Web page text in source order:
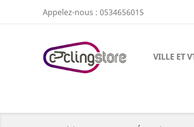
Appelez-nous : 0534656015
VILLE ET